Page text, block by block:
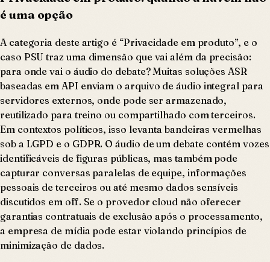
é uma opção
A categoria deste artigo é “Privacidade em produto”, e o
caso PSU traz uma dimensão que vai além da precisão:
para onde vai o áudio do debate? Muitas soluções ASR
baseadas em API enviam o arquivo de áudio integral para
servidores externos, onde pode ser armazenado,
reutilizado para treino ou compartilhado com terceiros.
Em contextos políticos, isso levanta bandeiras vermelhas
sob a LGPD e o GDPR. O áudio de um debate contém vozes
identificáveis de figuras públicas, mas também pode
capturar conversas paralelas de equipe, informações
pessoais de terceiros ou até mesmo dados sensíveis
discutidos em off. Se o provedor cloud não oferecer
garantias contratuais de exclusão após o processamento,
a empresa de mídia pode estar violando princípios de
minimização de dados.